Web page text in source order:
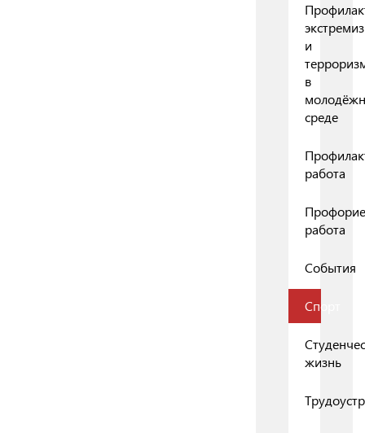
и
в
среде
работа
работа
События
Спорт
жизнь